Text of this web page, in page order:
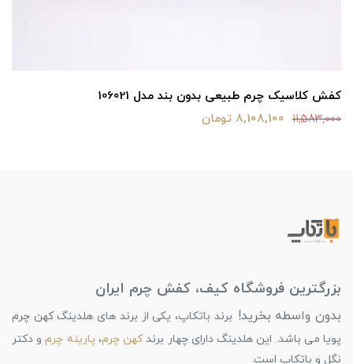
کفش کلاسیک چرم طبیعی بدون بند مدل 106021
11,583,000 8,108,100 تومان
بزرگترین فروشگاه کیف، کفش چرم ایران
بدون واسطه بخرید! برند باتکاپ، یکی از برند های هلدینگ کهن چرم
پویا می باشد. این هلدینگ دارای چهار برندکهن چرم، پارینه چرمو دکتر
نگل و باتکاپ است.